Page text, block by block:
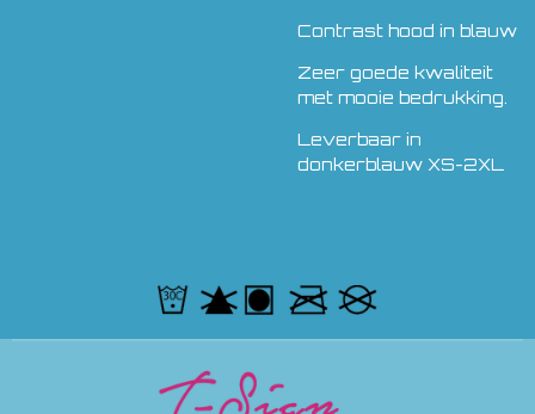
Contrast hood in blauw
Zeer goede kwaliteit
met mooie bedrukking.
Leverbaar in
donkerblauw XS-2XL